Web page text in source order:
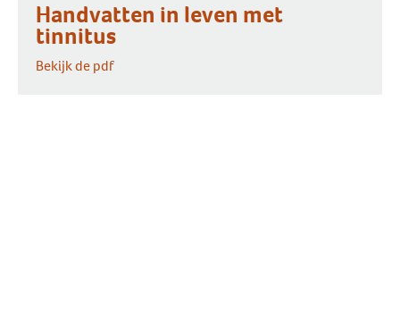
Handvatten in leven met
tinnitus
Bekijk de pdf